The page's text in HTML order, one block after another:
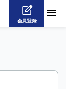
会員登録